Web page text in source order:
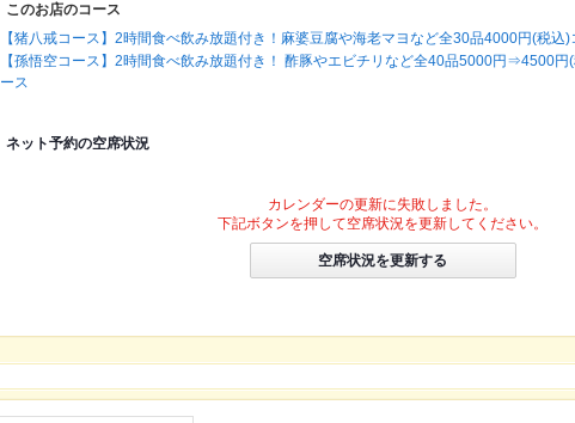
このお店のコース
【猪八戒コース】2時間食べ飲み放題付き！麻婆豆腐や海老マヨなど全30品4000円(税込)
【孫悟空コース】2時間食べ飲み放題付き！ 酢豚やエビチリなど全40品5000円⇒4500円(
ース
ネット予約の空席状況
カレンダーの更新に失敗しました。
下記ボタンを押して空席状況を更新してください。
空席状況を更新する